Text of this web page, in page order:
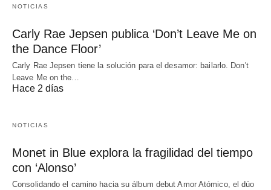
NOTICIAS
Carly Rae Jepsen publica ‘Don’t Leave Me on
the Dance Floor’
Carly Rae Jepsen tiene la solución para el desamor: bailarlo. Don't
Leave Me on the…
Hace 2 días
NOTICIAS
Monet in Blue explora la fragilidad del tiempo
con ‘Alonso’
Consolidando el camino hacia su álbum debut Amor Atómico, el dúo